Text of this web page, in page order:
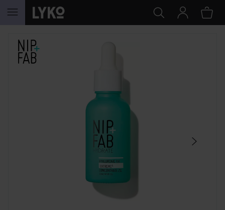
WEITER ZU INHALT
SEKTION ÜBERSPRINGEN